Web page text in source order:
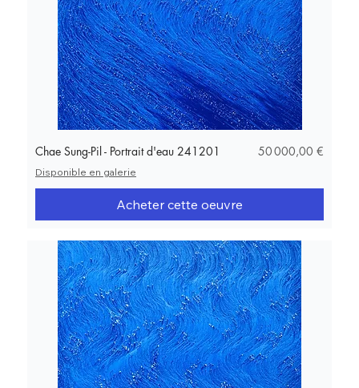
Chae Sung-Pil - Portrait d'eau 241201 Prix
50 000,00 €
Disponible en galerie
Acheter cette oeuvre